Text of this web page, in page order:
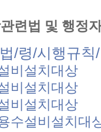
련법 및 행정
/령/시행규칙
비설치대상
비설치대상
비설치대상
수설비설치대